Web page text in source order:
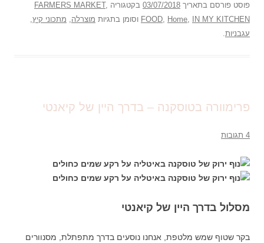
פוסט פורסם בתאריך 03/07/2018 בקטגוריה FARMERS MARKET,
FOOD, Home, IN MY KITCHEN וסומן בתגיות מוצרלה, מתכוני קיץ,
עגבניות.
פרימוורה בטוסקנה – בדרך היין של קיאנטי
4 תגובות
מסלול בדרך היין של קיאנטי
בקר שטוף שמש מלטפת, אנחנו נוסעים בדרך מתפתלת, מסנוורים